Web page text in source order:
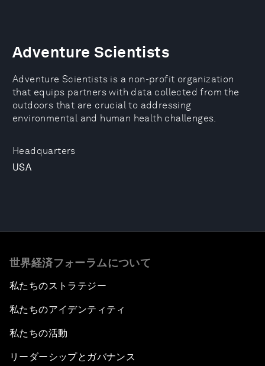
Headquarters
USA
Adventure Scientists
Adventure Scientists is a non-profit organization
that equips partners with data collected from the
outdoors that are crucial to addressing
environmental and human health challenges.
世界経済フォーラムについて
私たちのストラテジー
私たちのアイデンティティ
私たちの活動
リーダーシップとガバナンス